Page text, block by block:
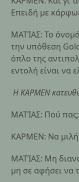
Επειδή με
ΜΑΤΊΑΣ: Το
την υπόθεση
όπλο της
εντολή είναι να
Η ΚΑΡΜΕΝ
ΜΑΤΊΑΣ: Πού πας;
ΚΑΡΜΕΝ: Να
ΜΑΤΊΑΣ: Μη
μη σε αφήσει να